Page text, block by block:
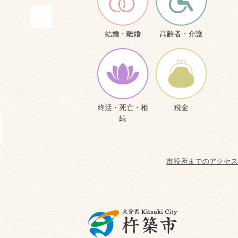
結婚・離婚 高齢者・介護
終活・死亡・相
続
税金
市役所までのアクセス